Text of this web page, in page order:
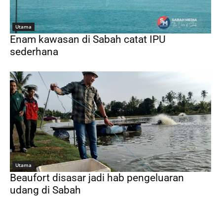
Utama
Enam kawasan di Sabah catat IPU
sederhana
Utama
Beaufort disasar jadi hab pengeluaran
udang di Sabah